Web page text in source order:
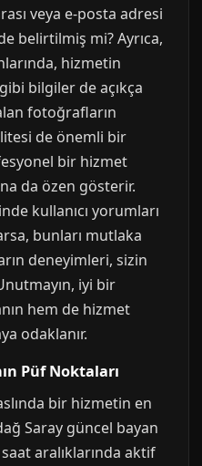
veya e-posta adresi
belirtilmiş mi? Ayrıca,
hizmetin
bilgiler de açıkça
fotoğrafların
de önemli bir
bir hizmet
da özen gösterir.
kullanıcı yorumları
bunları mutlaka
deneyimleri, sizin
iyi bir
hem de hizmet
odaklanır.
Püf Noktaları
bir hizmetin en
Saray güncel bayan
aralıklarında aktif